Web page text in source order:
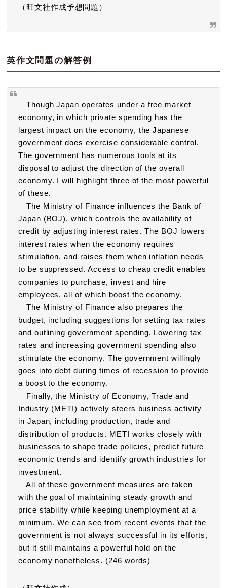
（旺文社作成予想問題）
英作文問題の解答例
Though Japan operates under a free market
economy, in which private spending has the
largest impact on the economy, the Japanese
government does exercise considerable control.
The government has numerous tools at its
disposal to adjust the direction of the overall
economy. I will highlight three of the most powerful
of these.
The Ministry of Finance influences the Bank of
Japan (BOJ), which controls the availability of
credit by adjusting interest rates. The BOJ lowers
interest rates when the economy requires
stimulation, and raises them when inflation needs
to be suppressed. Access to cheap credit enables
companies to purchase, invest and hire
employees, all of which boost the economy.
The Ministry of Finance also prepares the
budget, including suggestions for setting tax rates
and outlining government spending. Lowering tax
rates and increasing government spending also
stimulate the economy. The government willingly
goes into debt during times of recession to provide
a boost to the economy.
Finally, the Ministry of Economy, Trade and
Industry (METI) actively steers business activity
in Japan, including production, trade and
distribution of products. METI works closely with
businesses to shape trade policies, predict future
economic trends and identify growth industries for
investment.
All of these government measures are taken
with the goal of maintaining steady growth and
price stability while keeping unemployment at a
minimum. We can see from recent events that the
government is not always successful in its efforts,
but it still maintains a powerful hold on the
economy nonetheless. (246 words)